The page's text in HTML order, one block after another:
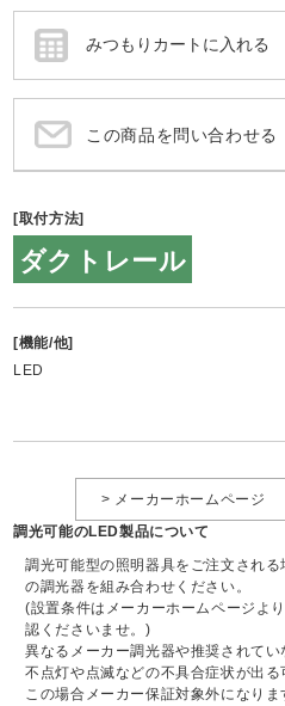
この商品を問い合わせる
[取付方法]
ダクトレール
[機能/他]
LED
> メーカーホームページ
調光可能のLED製品について
調光可能型の照明器具をご注文され
の調光器を組み合わせください。
(設置条件はメーカーホームページよ
認くださいませ。)
異なるメーカー調光器や推奨されてい
不点灯や点滅などの不具合症状が出る
この場合メーカー保証対象外になりま